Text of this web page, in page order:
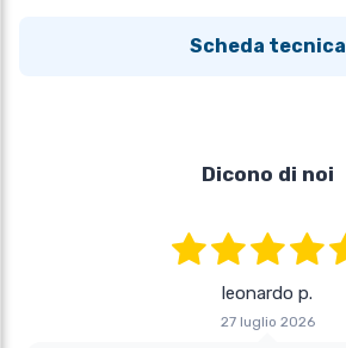
Scheda tecnica
Dicono di noi
leonardo p.
27 luglio 2026